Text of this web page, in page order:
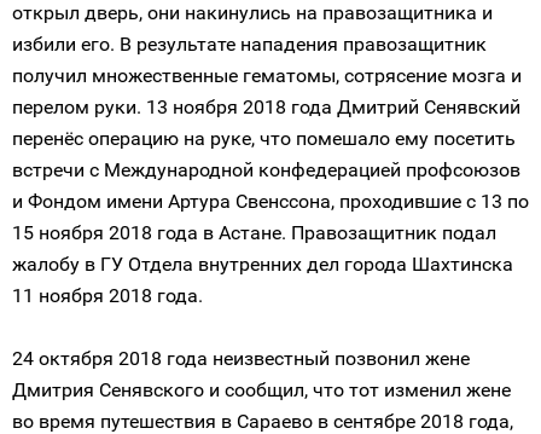
открыл дверь, они накинулись на правозащитника и
избили его. В результате нападения правозащитник
получил множественные гематомы, сотрясение мозга и
перелом руки. 13 ноября 2018 года Дмитрий Сенявский
перенёс операцию на руке, что помешало ему посетить
встречи с Международной конфедерацией профсоюзов
и Фондом имени Артура Свенссона, проходившие с 13 по
15 ноября 2018 года в Астане. Правозащитник подал
жалобу в ГУ Отдела внутренних дел города Шахтинска
11 ноября 2018 года.
24 октября 2018 года неизвестный позвонил жене
Дмитрия Сенявского и сообщил, что тот изменил жене
во время путешествия в Сараево в сентябре 2018 года,